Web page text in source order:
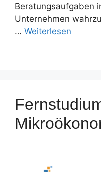
Beratungsaufgaben
Unternehmen
… Weiterlesen